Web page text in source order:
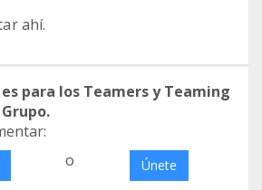
ahí.
para los Teamers y Teaming
o Únete